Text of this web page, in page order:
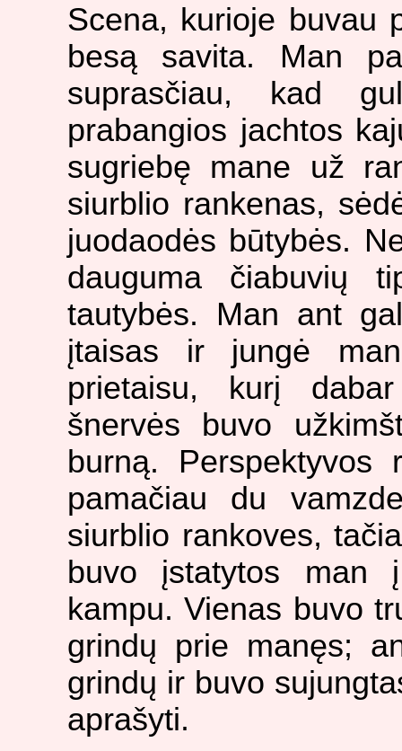
Scena, kurioje buvau
besą savita. Man
suprasčiau, kad
prabangios jachtos
sugriebę mane už
siurblio rankenas,
juodaodės būtybės.
dauguma čiabuvių
tautybės. Man ant
įtaisas ir jungė
prietaisu, kurį
šnervės buvo
burną. Perspektyvos
pamačiau du
siurblio rankoves,
buvo įstatytos man
kampu. Vienas buvo
grindų prie manęs;
grindų ir buvo
aprašyti.